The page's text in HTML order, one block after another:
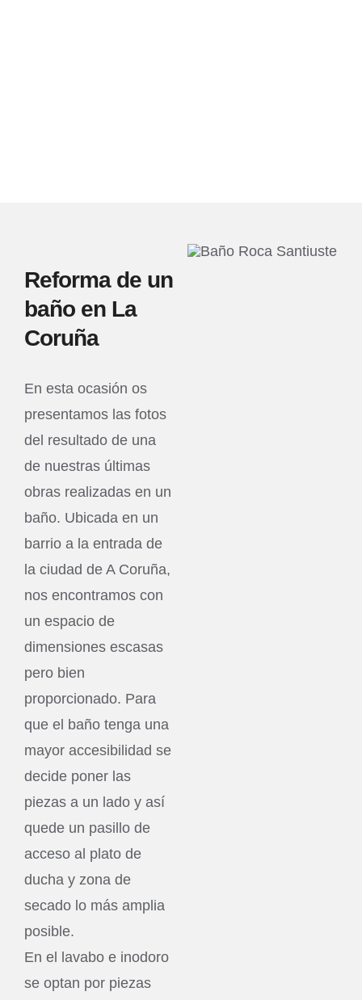
Reforma de un
baño en La
Coruña
En esta ocasión os
presentamos las fotos
del resultado de una
de nuestras últimas
obras realizadas en un
baño. Ubicada en un
barrio a la entrada de
la ciudad de A Coruña,
nos encontramos con
un espacio de
dimensiones escasas
pero bien
proporcionado. Para
que el baño tenga una
mayor accesibilidad se
decide poner las
piezas a un lado y así
quede un pasillo de
acceso al plato de
ducha y zona de
secado lo más amplia
posible.
En el lavabo e inodoro
se optan por piezas